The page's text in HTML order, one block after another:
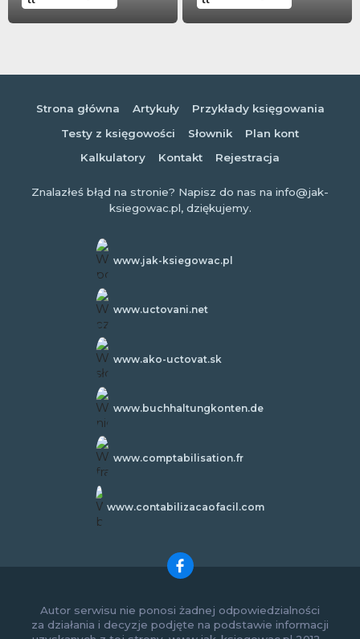
Strona główna Artykuły
Przykłady księgowania
Testy z księgowości
Słownik
Plan kont
Kalkulatory
Kontakt Rejestracja
Znalazłeś błąd na stronie? Napisz do nas na info@jak-
ksiegowac.pl, dziękujemy.
www.jak-ksiegowac.pl
www.uctovani.net
www.ako-uctovat.sk
www.buchhaltungkonten.de
www.comptabilisation.fr
www.contabilizacaofacil.com
Autor serwisu nie ponosi żadnej odpowiedzialności
za działania i decyzje podjęte na podstawie informacji